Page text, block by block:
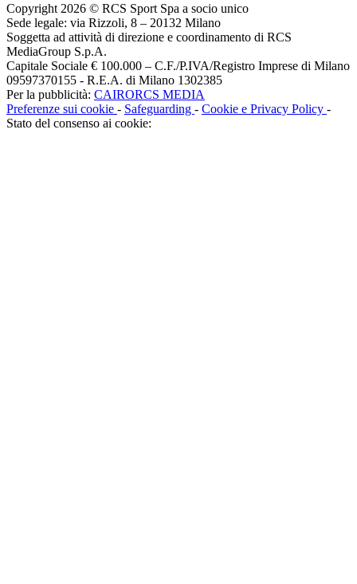
Copyright 2026 © RCS Sport Spa a socio unico
Sede legale: via Rizzoli, 8 – 20132 Milano
Soggetta ad attività di direzione e coordinamento di RCS
MediaGroup S.p.A.
Capitale Sociale € 100.000 – C.F./P.IVA/Registro Imprese di Milano
09597370155 - R.E.A. di Milano 1302385
Per la pubblicità: CAIRORCS MEDIA
Preferenze sui cookie - Safeguarding - Cookie e Privacy Policy -
Stato del consenso ai cookie: